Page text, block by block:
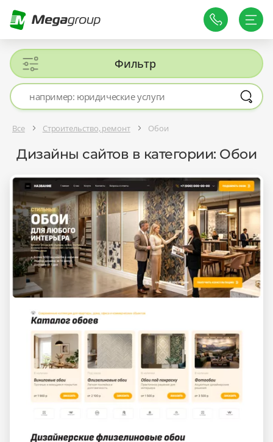
Фильтр
Все Строительство, ремонт Обои
Дизайны сайтов в категории: Обои